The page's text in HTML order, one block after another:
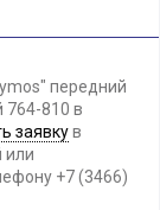
передний
810 в
заявкув
или
+7 (3466)